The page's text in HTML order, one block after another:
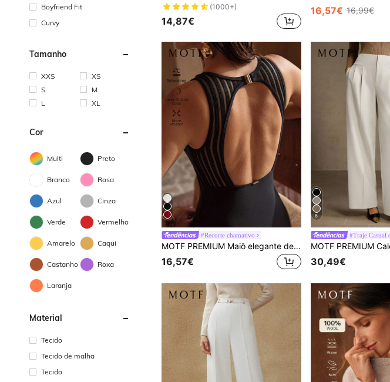
Boyfriend Fit
Curvy
Tamanho
XXS
XS
S
M
L
XL
Cor
Multi Preto
Branco Rosa
Azul Cinza
Verde Vermelho
Amarelo Caqui
Castanho Roxa
Laranja
Material
Tecido
Tecido de malha
Tecido
(1000+)
14,87€
16,57€ 16,99€
#Recorte chamativo
MOTF PREMIUM Maiô elegante de uma peça com decote nas costas e detalhes em renda, confortável para férias na praia e festas.
16,57€
6
#Traje Casual
30,49€